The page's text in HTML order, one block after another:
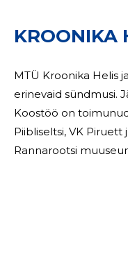
MTÜ Kroonika Helis
erinevaid sündmusi.
Koostöö on
Piibliseltsi, VK
Rannarootsi